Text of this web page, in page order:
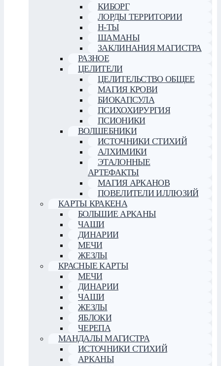
КИБОРГ
ЛОРДЫ ТЕРРИТОРИИ
Н-ТЫ
ШАМАНЫ
ЗАКЛИНАНИЯ МАГИСТРА
РАЗНОЕ
ЦЕЛИТЕЛИ
ЦЕЛИТЕЛЬСТВО ОБЩЕЕ
МАГИЯ КРОВИ
БИОКАПСУЛА
ПСИХОХИРУРГИЯ
ПСИОНИКИ
ВОЛШЕБНИКИ
ИСТОЧНИКИ СТИХИЙ
АЛХИМИКИ
ЭТАЛОННЫЕ
АРТЕФАКТЫ
МАГИЯ АРКАНОВ
ПОВЕЛИТЕЛИ ИЛЛЮЗИЙ
КАРТЫ КРАКЕНА
БОЛЬШИЕ АРКАНЫ
ЧАШИ
ДИНАРИИ
МЕЧИ
ЖЕЗЛЫ
КРАСНЫЕ КАРТЫ
МЕЧИ
ДИНАРИИ
ЧАШИ
ЖЕЗЛЫ
ЯБЛОКИ
ЧЕРЕПА
МАНДАЛЫ МАГИСТРА
ИСТОЧНИКИ СТИХИЙ
АРКАНЫ